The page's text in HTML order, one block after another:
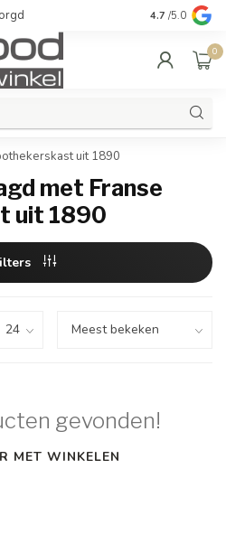
Kwaliteit &
4.7 /5.0
0
uit 1890
met Franse
uit 1890
gevonden!
MET WINKELEN